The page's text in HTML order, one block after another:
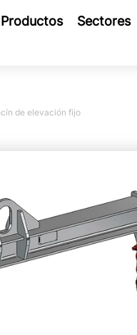
Productos Sectores
de elevación fijo